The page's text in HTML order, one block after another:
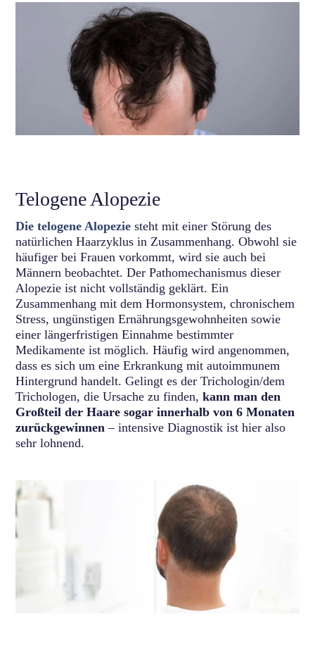
Telogene Alopezie
Die telogene Alopezie steht mit einer Störung des
natürlichen Haarzyklus in Zusammenhang. Obwohl sie
häufiger bei Frauen vorkommt, wird sie auch bei
Männern beobachtet. Der Pathomechanismus dieser
Alopezie ist nicht vollständig geklärt. Ein
Zusammenhang mit dem Hormonsystem, chronischem
Stress, ungünstigen Ernährungsgewohnheiten sowie
einer längerfristigen Einnahme bestimmter
Medikamente ist möglich. Häufig wird angenommen,
dass es sich um eine Erkrankung mit autoimmunem
Hintergrund handelt. Gelingt es der Trichologin/dem
Trichologen, die Ursache zu finden,kann man den
Großteil der Haare sogar innerhalb von 6 Monaten
zurückgewinnen – intensive Diagnostik ist hier also
sehr lohnend.